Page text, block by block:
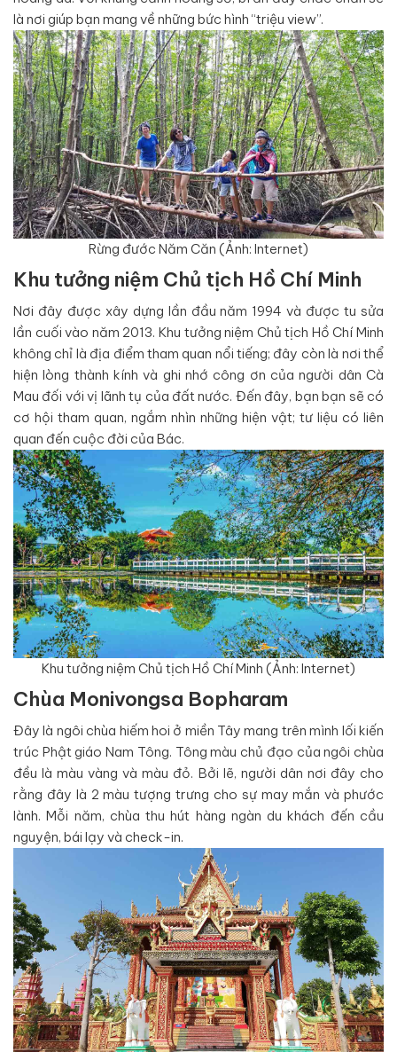
là nơi giúp bạn mang về những bức hình “triệu view”.
Rừng đước Năm Căn (Ảnh: Internet)
Khu tưởng niệm Chủ tịch Hồ Chí Minh
Nơi đây được xây dựng lần đầu năm 1994 và được tu sửa
lần cuối vào năm 2013. Khu tưởng niệm Chủ tịch Hồ Chí Minh
không chỉ là địa điểm tham quan nổi tiếng; đây còn là nơi thể
hiện lòng thành kính và ghi nhớ công ơn của người dân Cà
Mau đối với vị lãnh tụ của đất nước. Đến đây, bạn bạn sẽ có
cơ hội tham quan, ngắm nhìn những hiện vật; tư liệu có liên
quan đến cuộc đời của Bác.
Khu tưởng niệm Chủ tịch Hồ Chí Minh (Ảnh: Internet)
Chùa Monivongsa Bopharam
Đây là ngôi chùa hiếm hoi ở miền Tây mang trên mình lối kiến
trúc Phật giáo Nam Tông. Tông màu chủ đạo của ngôi chùa
đều là màu vàng và màu đỏ. Bởi lẽ, người dân nơi đây cho
rằng đây là 2 màu tượng trưng cho sự may mắn và phước
lành. Mỗi năm, chùa thu hút hàng ngàn du khách đến cầu
nguyện, bái lạy và check-in.